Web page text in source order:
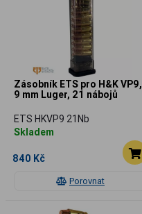
Porovnat
Zásobník ETS pro H&K VP9,
9 mm Luger, 21 nábojů
ETS HKVP9 21Nb
Skladem
840 Kč